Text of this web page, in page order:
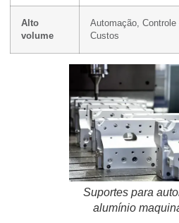
Alto
volume
Automação, Controle
Custos
Suportes para
alumínio